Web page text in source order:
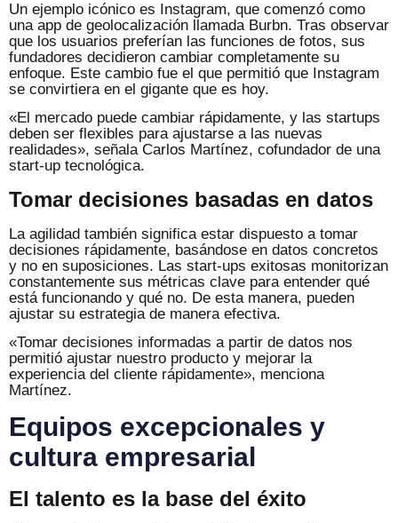
Un ejemplo icónico es Instagram, que comenzó como
una app de geolocalización llamada Burbn. Tras observar
que los usuarios preferían las funciones de fotos, sus
fundadores decidieron cambiar completamente su
enfoque. Este cambio fue el que permitió que Instagram
se convirtiera en el gigante que es hoy.
«El mercado puede cambiar rápidamente, y las startups
deben ser flexibles para ajustarse a las nuevas
realidades», señala Carlos Martínez, cofundador de una
start-up tecnológica.
Tomar decisiones basadas en datos
La agilidad también significa estar dispuesto a tomar
decisiones rápidamente, basándose en datos concretos
y no en suposiciones. Las start-ups exitosas monitorizan
constantemente sus métricas clave para entender qué
está funcionando y qué no. De esta manera, pueden
ajustar su estrategia de manera efectiva.
«Tomar decisiones informadas a partir de datos nos
permitió ajustar nuestro producto y mejorar la
experiencia del cliente rápidamente», menciona
Martínez.
Equipos excepcionales y
cultura empresarial
El talento es la base del éxito